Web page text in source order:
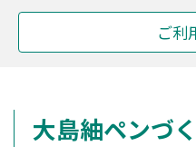
ご利
大島紬ペンづ